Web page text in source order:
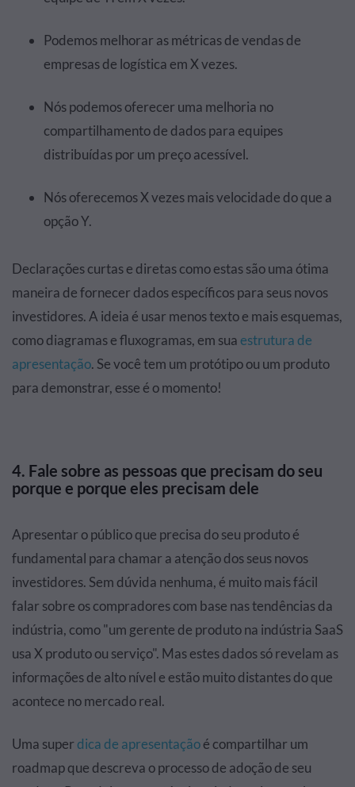
Podemos melhorar as métricas de vendas de
empresas de logística em X vezes.
Nós podemos oferecer uma melhoria no
compartilhamento de dados para equipes
distribuídas por um preço acessível.
Nós oferecemos X vezes mais velocidade do que a
opção Y.
Declarações curtas e diretas como estas são uma ótima
maneira de fornecer dados específicos para seus novos
investidores. A ideia é usar menos texto e mais esquemas,
como diagramas e fluxogramas, em suaestrutura de
apresentação. Se você tem um protótipo ou um produto
para demonstrar, esse é o momento!
4. Fale sobre as pessoas que precisam do seu
porque e porque eles precisam dele
Apresentar o público que precisa do seu produto é
fundamental para chamar a atenção dos seus novos
investidores. Sem dúvida nenhuma, é muito mais fácil
falar sobre os compradores com base nas tendências da
indústria, como "um gerente de produto na indústria SaaS
usa X produto ou serviço". Mas estes dados só revelam as
informações de alto nível e estão muito distantes do que
acontece no mercado real.
Uma superdica de apresentaçãoé compartilhar um
roadmap que descreva o processo de adoção de seu